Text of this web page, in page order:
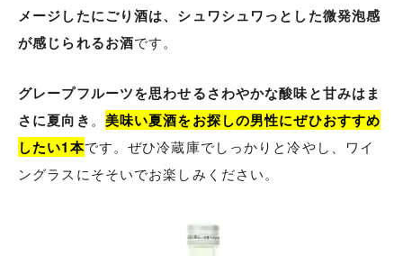
メージしたにごり酒は、シュワシュワっとした微発泡感
が感じられるお酒です。
グレープフルーツを思わせるさわやかな酸味と甘みはま
さに夏向き 。 美味い夏酒をお探しの男性にぜひおすすめ
したい1本です。ぜひ冷蔵庫でしっかりと冷やし、ワイ
ングラスにそそいでお楽しみください。